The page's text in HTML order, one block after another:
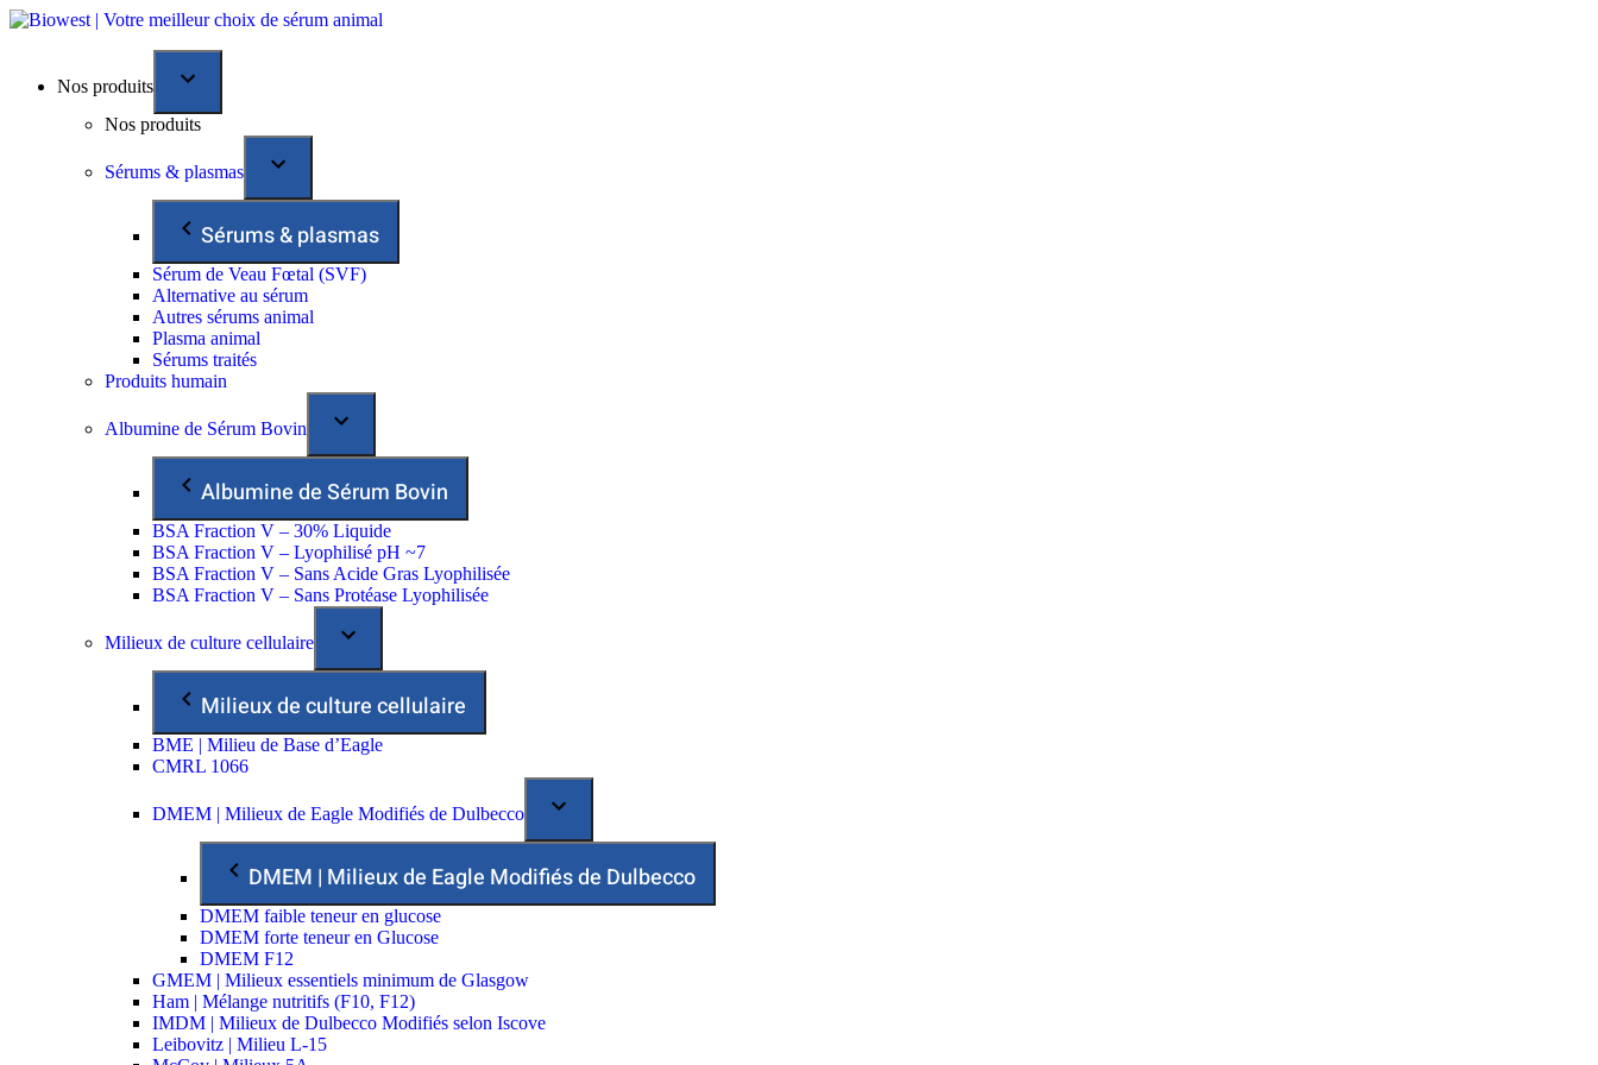
Nos produits
Nos produits
Sérums & plasmas
Sérums & plasmas
Sérum de Veau Fœtal (SVF)
Alternative au sérum
Autres sérums animal
Plasma animal
Sérums traités
Produits humain
Albumine de Sérum Bovin
Albumine de Sérum Bovin
BSA Fraction V – 30% Liquide
BSA Fraction V – Lyophilisé pH ~7
BSA Fraction V – Sans Acide Gras Lyophilisée
BSA Fraction V – Sans Protéase Lyophilisée
Milieux de culture cellulaire
Milieux de culture cellulaire
BME | Milieu de Base d’Eagle
CMRL 1066
DMEM | Milieux de Eagle Modifiés de Dulbecco
DMEM | Milieux de Eagle Modifiés de Dulbecco
DMEM faible teneur en glucose
DMEM forte teneur en Glucose
DMEM F12
GMEM | Milieux essentiels minimum de Glasgow
Ham | Mélange nutritifs (F10, F12)
IMDM | Milieux de Dulbecco Modifiés selon Iscove
Leibovitz | Milieu L-15